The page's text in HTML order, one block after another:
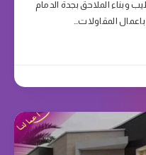
وبناء الملاحق بجدة الدمام
المقاولات…